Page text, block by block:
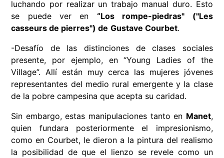
luchando por realizar un trabajo manual duro. Esto
se puede ver en “Los rompe-piedras" ("Les
casseurs de pierres") de Gustave Courbet.
-Desafío de las distinciones de clases sociales
presente, por ejemplo, en “Young Ladies of the
Village”. Allí están muy cerca las mujeres jóvenes
representantes del medio rural emergente y la clase
de la pobre campesina que acepta su caridad.
Sin embargo, estas manipulaciones tanto en Manet,
quien fundara posteriormente el impresionismo,
como en Courbet, le dieron a la pintura del realismo
la posibilidad de que el lienzo se revele como un